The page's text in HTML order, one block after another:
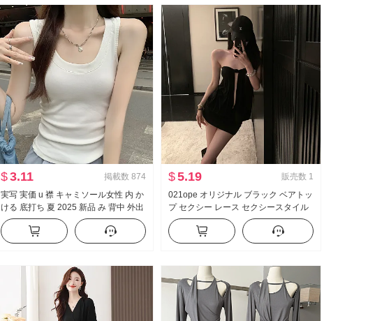
$3.11 掲載数 874
実写 実価 u 襟 キャミソール女性 内 か
ける 底打ち 夏 2025 新品 み 背中 外出
用 ウエストシェイプ ノースリーブ ト
ップス
$5.19 販売数 1
021ope オリジナル ブラック ベアトッ
プ セクシー レース セクシースタイル
タイトスカート アセテート 日 シルク
ショート丈 ワンピース